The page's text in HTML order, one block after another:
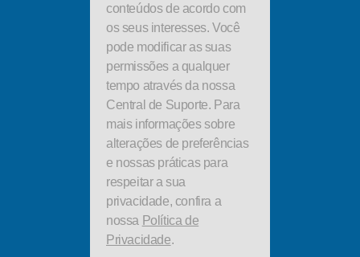
conteúdos de acordo com
os seus interesses. Você
pode modificar as suas
permissões a qualquer
tempo através da nossa
Central de Suporte. Para
mais informações sobre
alterações de preferências
e nossas práticas para
respeitar a sua
privacidade, confira a
nossa Política de
Privacidade.